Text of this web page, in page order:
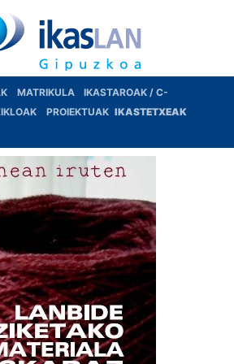
MATRIKULA
IKASTAROAK / C-
PROIEKTUAK IKASTETXEAK